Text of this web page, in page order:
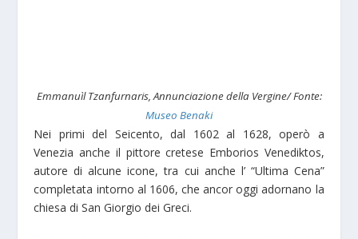
Emmanuìl Tzanfurnaris, Annunciazione della Vergine/ Fonte:
Museo Benaki
Nei primi del Seicento, dal 1602 al 1628, operò a
Venezia anche il pittore cretese Emborios Venediktos,
autore di alcune icone, tra cui anche l’ “Ultima Cena”
completata intorno al 1606, che ancor oggi adornano la
chiesa di San Giorgio dei Greci.